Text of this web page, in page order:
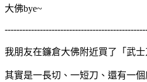
大佛bye~
我朋友在鐮倉大佛附近買了「武士
其實是一長切、一短刀、還有一